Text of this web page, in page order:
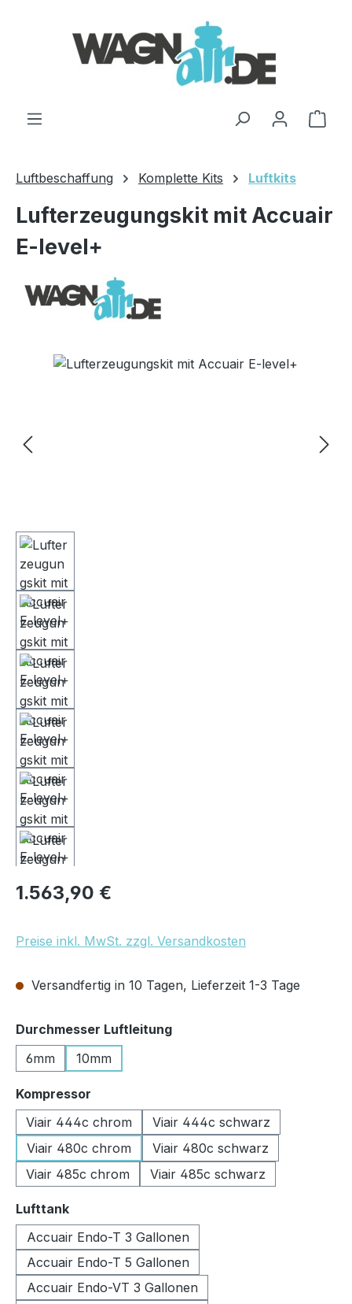
Luftbeschaffung Komplette Kits Luftkits
Lufterzeugungskit mit Accuair
E-level+
Bildergalerie überspringen
Regulärer Preis:
1.563,90 €
Preise inkl. MwSt. zzgl. Versandkosten
Versandfertig in 10 Tagen, Lieferzeit 1-3 Tage
Durchmesser Luftleitungauswählen
6mm
10mm
Kompressor
Viair 444c chrom
Viair 444c schwarz
Viair 480c chrom
Viair 480c schwarz
Viair 485c chrom
Viair 485c schwarz
Lufttankauswählen
Accuair Endo-T 3 Gallonen
Accuair Endo-T 5 Gallonen
Accuair Endo-VT 3 Gallonen